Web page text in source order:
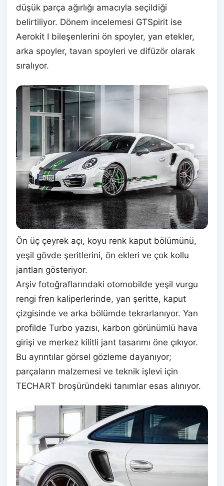
düşük parça ağırlığı amacıyla seçildiği
belirtiliyor. Dönem incelemesi GTSpirit ise
Aerokit I bileşenlerini ön spoyler, yan etekler,
arka spoyler, tavan spoyleri ve difüzör olarak
sıralıyor.
Ön üç çeyrek açı, koyu renk kaput bölümünü,
yeşil gövde şeritlerini, ön ekleri ve çok kollu
jantları gösteriyor.
Arşiv fotoğraflarındaki otomobilde yeşil vurgu
rengi fren kaliperlerinde, yan şeritte, kaput
çizgisinde ve arka bölümde tekrarlanıyor. Yan
profilde Turbo yazısı, karbon görünümlü hava
girişi ve merkez kilitli jant tasarımı öne çıkıyor.
Bu ayrıntılar görsel gözleme dayanıyor;
parçaların malzemesi ve teknik işlevi için
TECHART broşüründeki tanımlar esas alınıyor.